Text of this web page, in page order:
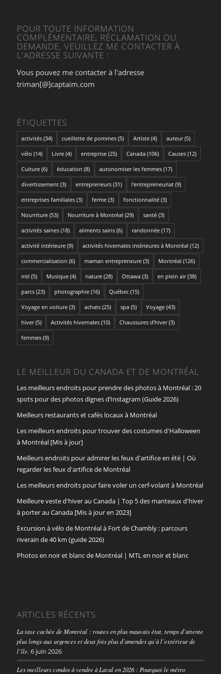
POUR TOUTE INFORMATION
COMPLÉMENTAIRE, RÉCLAMATION OU
DEMANDE, VEUILLEZ ME CONTACTER À
L'ADRESSE SUIVANTE :
Vous pouvez me contacter à l'adresse
triman[@]captaim.com
ÉTIQUETTES
activités(34) cueillette de pommes(5) Artiste(4) auteur(5)
vélo (14) Livre(4) entreprise(25) Canada(106) Causes(12)
Culture(6) éducation (8) autonomiser les femmes(17)
divertissement(3) entrepreneurs(31) l'entrepreneuriat(9)
entreprises familiales(3) ferme(3) fonctionnalité(3)
Nourriture(53) Nourriture à Montréal (29) santé(3)
activités saines(18) aliments sains(6) randonnée(17)
activité intérieure(9) activités hivernales intérieures à Montréal (12)
commercialisation (6) maman entrepreneure(3) Montréal (126)
mtl (5) Musique(4) nature(28) Ottawa(3) en plein air(38)
parcs(23) photographie(16) Québec(15)
Voyage en voiture(3) achats(25) spa(5) Voyage(43)
hiver(5) Activités hivernales(10) Chaussures d'hiver(3)
femmes(9)
LE MEILLEUR DU CANADA ET DE MONTRÉAL
Les meilleurs endroits pour prendre des photos à Montréal : 20
spots pour des photos dignes d’Instagram (Guide 2026)
Meilleurs restaurants et cafés locaux à Montréal
Les meilleurs endroits pour trouver des costumes d'Halloween
à Montréal [Mis à jour]
Meilleurs endroits pour admirer les feux d'artifice en été | Où
regarder les feux d'artifice de Montréal
Les meilleurs endroits pour faire voler un cerf-volant à Montréal
Meilleure veste d'hiver au Canada | Top 5 des manteaux d'hiver
à porter au Canada [Mis à jour en 2023]
Excursion à vélo de Montréal à Fort de Chambly : parcours
riverain de 40 km (guide 2026)
Photos en noir et blanc de Montréal | MTL en noir et blanc
ARTICLES RÉCENTS
La taxe cachée de Montréal : routes en plus mauvais état, temps d’attente
plus longs aux urgences et deux fois plus d’amendes qu’à l’extérieur de
l’île. 6 juin 2026
Les meilleurs condos à vendre à Laval en 2026 : Pourquoi le métro